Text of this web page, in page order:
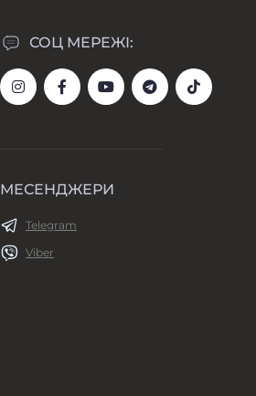
СОЦ МЕРЕЖІ:
МЕСЕНДЖЕРИ
Telegram
Viber